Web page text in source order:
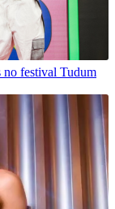
no festival Tudum